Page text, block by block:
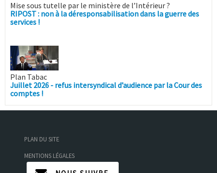
Mise sous tutelle par le ministère de l’Intérieur ?
RIPOST : non à la déresponsabilisation dans la guerre des
services !
Plan Tabac
Juillet 2026 - refus intersyndical d’audience par la Cour des
comptes !
PLAN DU SITE
MENTIONS LÉGALES